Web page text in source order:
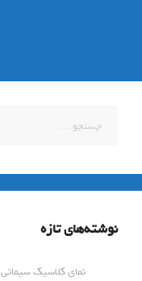
برای:
نوشته‌های تازه
نمای کلاسیک سیمانی